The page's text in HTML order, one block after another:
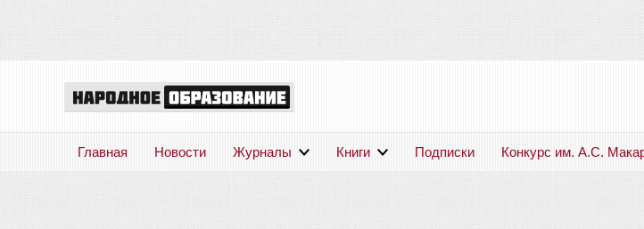
Главная Новости Журналы Книги Подписки Конкурс им. А.С.